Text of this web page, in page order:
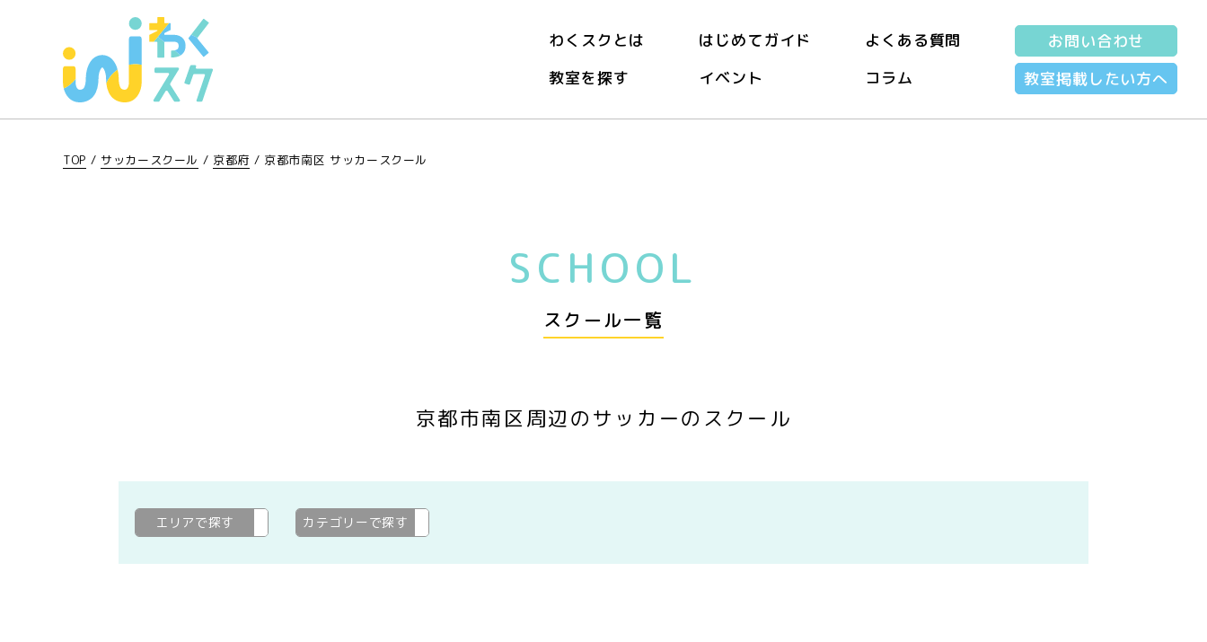
わくスクとは はじめてガイド
よくある質問
教室を探す
イベント コラム
お問い合わせ
教室掲載したい方へ
TOP / サッカースクール / 京都府 / 京都市南区 サッカースクール
SCHOOL
スクール一覧
京都市南区周辺のサッカーのスクール
エリアで探す 京都市南区
カテゴリーで探す